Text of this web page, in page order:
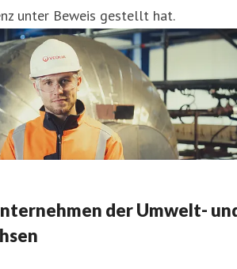
unter Beweis gestellt hat.
der Umwelt-